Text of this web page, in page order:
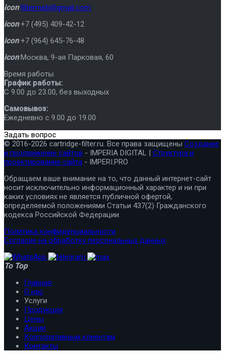
icon filtermeb@gmail.com
icon +7 (495) 409-42-12
icon +7 (964) 645-76-48
icon Москва, 9-ая Парковая, 60
Время работы
График работы:
C 9.00 до 23.00, без выходных
Самовывоз:
Ежедневно с 9.00 до 19.00
Задать вопрос
© 2016-2026 cartridge-filter.ru. Все права защищены Создание
и продвижение сайтов - IMPERIA DIGITAL | Структура и
проектирование сайта - IMPERI.PRO
Обращаем ваше внимание на то, что данный интернет-сайт
носит исключительно информационный характер и ни при
каких условиях не является публичной офертой,
определяемой положениями Статьи 437(2) Гражданского
кодекса Российской Федерации.
Политика конфиденциальности
Согласие на обработку персональных данных
To Top
Главная
О нас
Услуги
Продукция
Цены
Акции
Корпоративным клиентам
Контакты